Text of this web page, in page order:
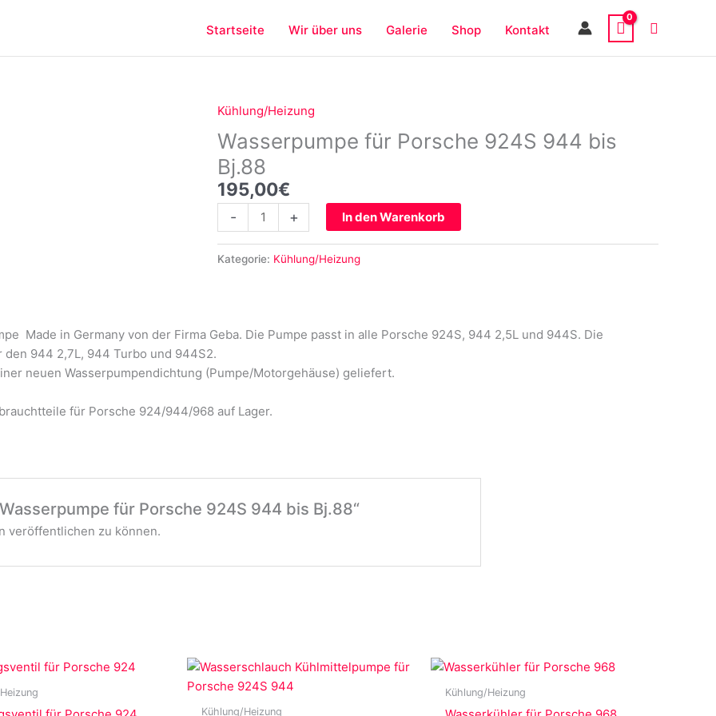
Startseite Wir über uns Galerie Shop Kontakt
Kühlung/Heizung
Wasserpumpe für Porsche 924S 944 bis
Bj.88
195,00€
-
Wasserpumpe
für
Porsche
924S
944
bis
Bj.88
Menge
+ In den Warenkorb
Kategorie: Kühlung/Heizung
Made in Germany von der Firma Geba. Die Pumpe passt in alle Porsche 924S, 944 2,5L und 944S. Die
den 944 2,7L, 944 Turbo und 944S2.
neuen Wasserpumpendichtung (Pumpe/Motorgehäuse) geliefert.
für Porsche 924/944/968 auf Lager.
für Porsche 924S 944 bis Bj.88“
veröffentlichen zu können.
Kühlung/Heizung
Kühlung/Heizung